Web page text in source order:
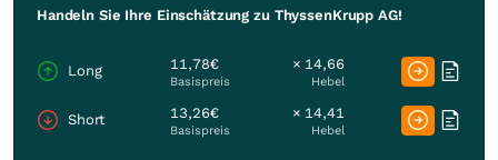
Handeln Sie Ihre Einschätzung zu ThyssenKrupp AG!
Long 11,78€
Basispreis
× 14,66
Hebel
Short 13,26€
Basispreis
× 14,41
Hebel